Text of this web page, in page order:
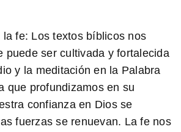
la fe: Los textos bíblicos nos
puede ser cultivada y fortalecida
y la meditación en la Palabra
que profundizamos en su
confianza en Dios se
fuerzas se renuevan. La fe nos